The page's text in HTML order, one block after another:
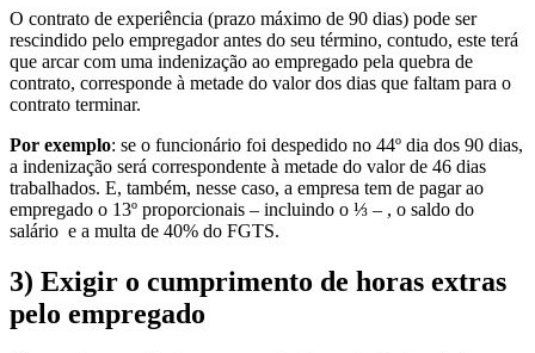
O contrato de experiência (prazo máximo de 90 dias) pode ser
rescindido pelo empregador antes do seu término, contudo, este terá
que arcar com uma indenização ao empregado pela quebra de
contrato, corresponde à metade do valor dos dias que faltam para o
contrato terminar.
Por exemplo: se o funcionário foi despedido no 44º dia dos 90 dias,
a indenização será correspondente à metade do valor de 46 dias
trabalhados. E, também, nesse caso, a empresa tem de pagar ao
empregado o 13º proporcionais – incluindo o ⅓ – , o saldo do
salário e a multa de 40% do FGTS.
3) Exigir o cumprimento de horas extras
pelo empregado